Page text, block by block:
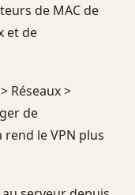
de MAC de
et de
Réseaux >
de
le VPN plus